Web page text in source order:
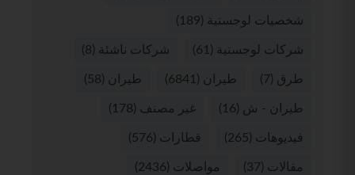
شخصيات لوجستية (189)
شركات لوجستية (61) شركات ناشئة (8)
طرق (7) طيران (6841) طيران (58)
طيران - ش (16) غير مصنف (178)
فيديوهات (265) قطارات (576)
مقالات (37) مواصلات (2436)